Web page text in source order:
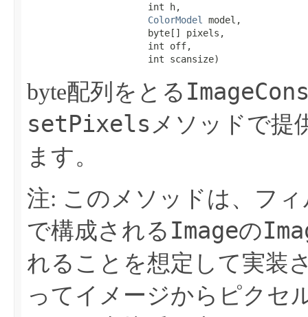
                      int h,
ColorModel
model,
                      byte[] pixels,
                      int off,
                      int scansize)
byte配列をとる
setPixels メソッドで提
ます。
注: このメソッドは、フ
で構成される Imageの
れることを想定して実装
ってイメージからピクセ